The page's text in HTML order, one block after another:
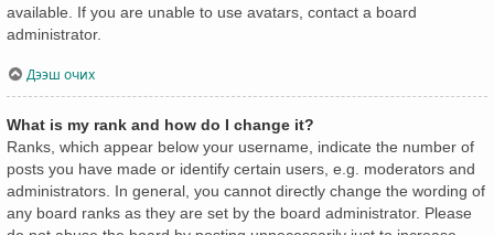
available. If you are unable to use avatars, contact a board
administrator.
Дээш очих
What is my rank and how do I change it?
Ranks, which appear below your username, indicate the number of
posts you have made or identify certain users, e.g. moderators and
administrators. In general, you cannot directly change the wording of
any board ranks as they are set by the board administrator. Please